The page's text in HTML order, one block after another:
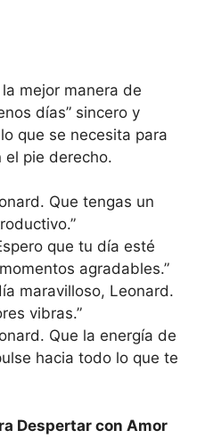
mejor manera de
días” sincero y
que se necesita para
el pie derecho.
Que tengas un
que tu día esté
agradables.”
maravilloso, Leonard.
vibras.”
Que la energía de
hacia todo lo que te
Despertar con Amor